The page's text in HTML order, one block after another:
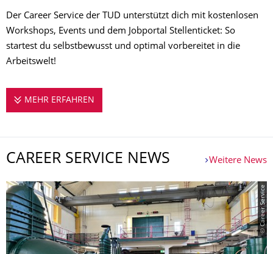
Der Career Service der TUD unterstützt dich mit kostenlosen
Workshops, Events und dem Jobportal Stellenticket: So
startest du selbstbewusst und optimal vorbereitet in die
Arbeitswelt!
MEHR ERFAHREN
CAREER SERVICE NEWS Weitere News
© Career Service